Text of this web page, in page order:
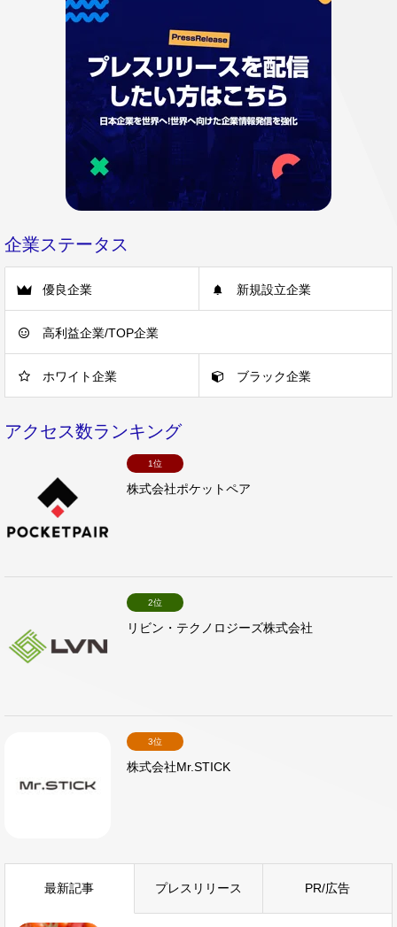
企業ステータス
優良企業 新規設立企業
高利益企業/TOP企業
ホワイト企業 ブラック企業
アクセス数ランキング
1位
株式会社ポケットペア
2位
リビン・テクノロジーズ株式会社
3位
株式会社Mr.STICK
最新記事 プレスリリース PR/広告